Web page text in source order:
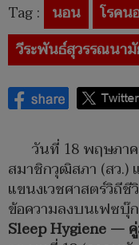
Tag : นอน
โรค
วีระพันธ์สุวรรณนา
วันที่ 18 พฤษภา
สมาชิกวุฒิสภา (สว.)
แขนงเวชศาสตร์วิถี
ข้อความลงบนเฟซบุ๊ก
Sleep Hygiene —